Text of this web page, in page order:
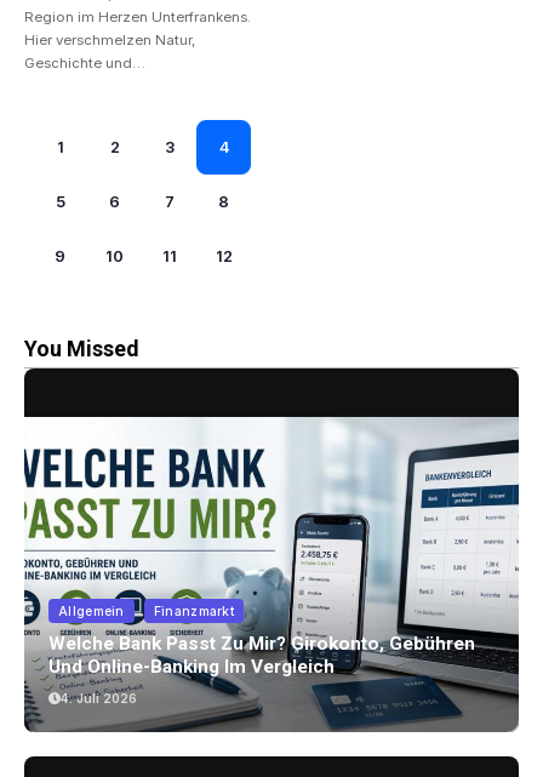
Region im Herzen Unterfrankens.
Hier verschmelzen Natur,
Geschichte und…
1 2 3 4
5 6 7 8
9 10 11 12
You Missed
Allgemein Finanzmarkt
Welche Bank Passt Zu Mir? Girokonto, Gebühren
Und Online-Banking Im Vergleich
4. Juli 2026